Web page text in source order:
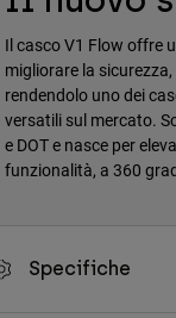
Il casco V1 Flow offre
migliorare la
rendendolo uno dei
versatili sul mercato.
e DOT e nasce per
funzionalità, a 360
Specifiche